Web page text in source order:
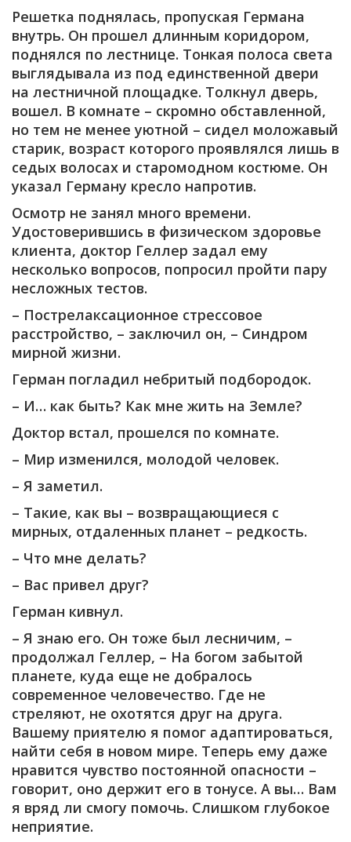
Решетка поднялась, пропуская Германа
внутрь. Он прошел длинным коридором,
поднялся по лестнице. Тонкая полоса света
выглядывала из под единственной двери
на лестничной площадке. Толкнул дверь,
вошел. В комнате – скромно обставленной,
но тем не менее уютной – сидел моложавый
старик, возраст которого проявлялся лишь в
седых волосах и старомодном костюме. Он
указал Герману кресло напротив.
Осмотр не занял много времени.
Удостоверившись в физическом здоровье
клиента, доктор Геллер задал ему
несколько вопросов, попросил пройти пару
несложных тестов.
– Пострелаксационное стрессовое
расстройство, – заключил он, – Синдром
мирной жизни.
Герман погладил небритый подбородок.
– И… как быть? Как мне жить на Земле?
Доктор встал, прошелся по комнате.
– Мир изменился, молодой человек.
– Я заметил.
– Такие, как вы – возвращающиеся с
мирных, отдаленных планет – редкость.
– Что мне делать?
– Вас привел друг?
Герман кивнул.
– Я знаю его. Он тоже был лесничим, –
продолжал Геллер, – На богом забытой
планете, куда еще не добралось
современное человечество. Где не
стреляют, не охотятся друг на друга.
Вашему приятелю я помог адаптироваться,
найти себя в новом мире. Теперь ему даже
нравится чувство постоянной опасности –
говорит, оно держит его в тонусе. А вы… Вам
я вряд ли смогу помочь. Слишком глубокое
неприятие.